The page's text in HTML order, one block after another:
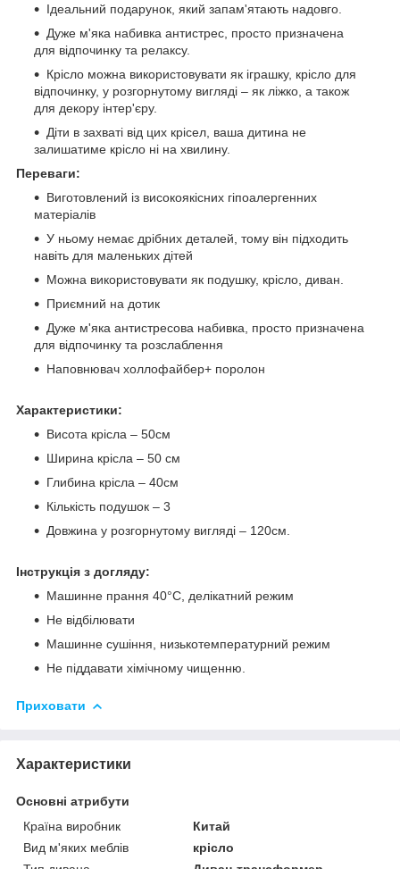
Ідеальний подарунок, який запам'ятають надовго.
Дуже м'яка набивка антистрес, просто призначена
для відпочинку та релаксу.
Крісло можна використовувати як іграшку, крісло для
відпочинку, у розгорнутому вигляді – як ліжко, а також
для декору інтер'єру.
Діти в захваті від цих крісел, ваша дитина не
залишатиме крісло ні на хвилину.
Переваги:
Виготовлений із високоякісних гіпоалергенних
матеріалів
У ньому немає дрібних деталей, тому він підходить
навіть для маленьких дітей
Можна використовувати як подушку, крісло, диван.
Приємний на дотик
Дуже м'яка антистресова набивка, просто призначена
для відпочинку та розслаблення
Наповнювач холлофайбер+ поролон
Характеристики:
Висота крісла – 50см
Ширина крісла – 50 см
Глибина крісла – 40см
Кількість подушок – 3
Довжина у розгорнутому вигляді – 120см.
Інструкція з догляду:
Машинне прання 40°С, делікатний режим
Не відбілювати
Машинне сушіння, низькотемпературний режим
Не піддавати хімічному чищенню.
Приховати
Характеристики
Основні атрибути
Країна виробник
Китай
Вид м'яких меблів
крісло